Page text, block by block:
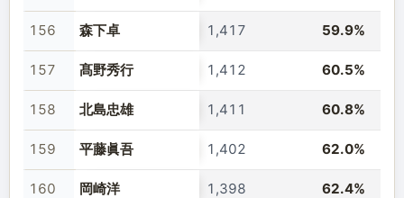
156 森下卓 1,417 59.9%
157 髙野秀行 1,412 60.5%
158 北島忠雄 1,411 60.8%
159 平藤眞吾 1,402 62.0%
160 岡崎洋 1,398 62.4%